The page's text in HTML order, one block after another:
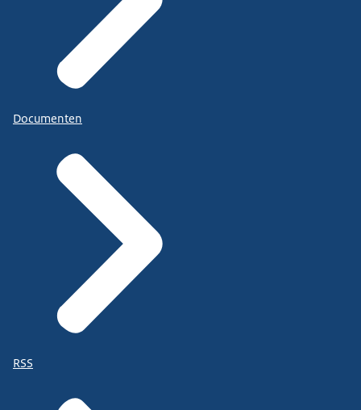
Documenten
RSS